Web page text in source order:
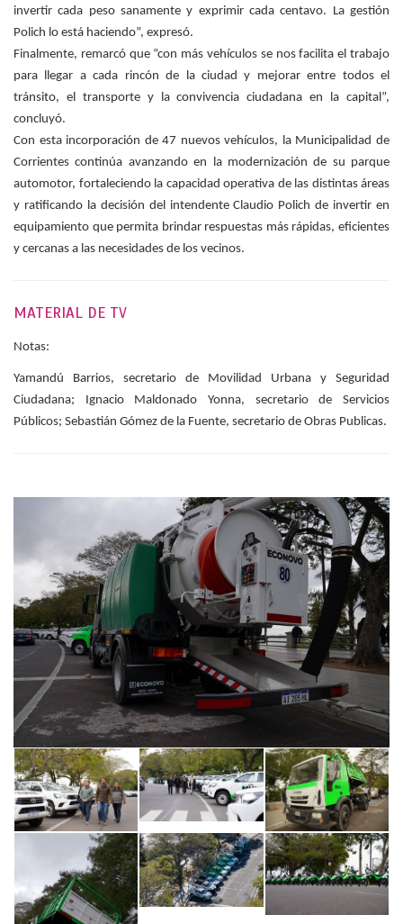
invertir cada peso sanamente y exprimir cada centavo. La gestión
Polich lo está haciendo”, expresó.
Finalmente, remarcó que “con más vehículos se nos facilita el trabajo
para llegar a cada rincón de la ciudad y mejorar entre todos el
tránsito, el transporte y la convivencia ciudadana en la capital”,
concluyó.
Con esta incorporación de 47 nuevos vehículos, la Municipalidad de
Corrientes continúa avanzando en la modernización de su parque
automotor, fortaleciendo la capacidad operativa de las distintas áreas
y ratificando la decisión del intendente Claudio Polich de invertir en
equipamiento que permita brindar respuestas más rápidas, eficientes
y cercanas a las necesidades de los vecinos.
MATERIAL DE TV
Notas:
Yamandú Barrios, secretario de Movilidad Urbana y Seguridad
Ciudadana; Ignacio Maldonado Yonna, secretario de Servicios
Públicos; Sebastián Gómez de la Fuente, secretario de Obras Publicas.